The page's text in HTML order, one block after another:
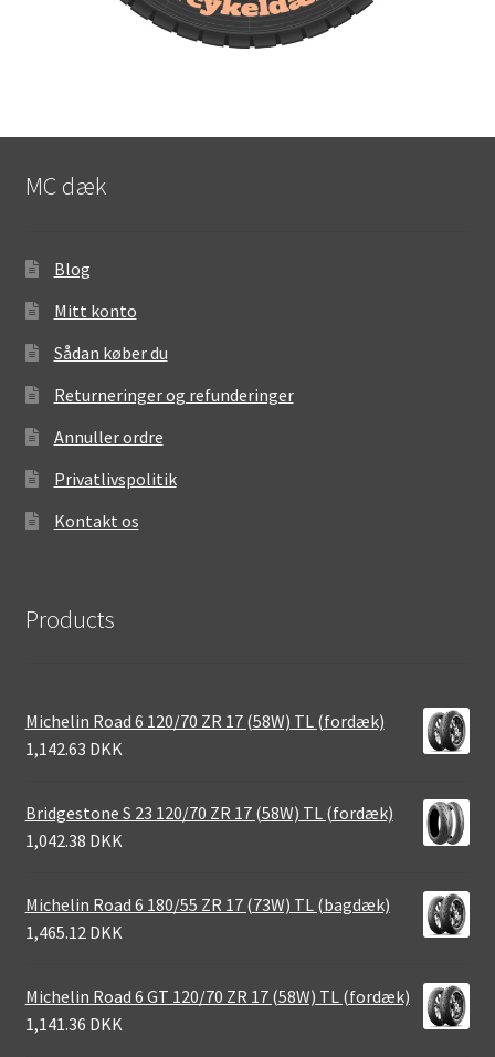
MC dæk
Blog
Mitt konto
Sådan køber du
Returneringer og refunderinger
Annuller ordre
Privatlivspolitik
Kontakt os
Products
Michelin Road 6 120/70 ZR 17 (58W) TL (fordæk)
1,142.63 DKK
Bridgestone S 23 120/70 ZR 17 (58W) TL (fordæk)
1,042.38 DKK
Michelin Road 6 180/55 ZR 17 (73W) TL (bagdæk)
1,465.12 DKK
Michelin Road 6 GT 120/70 ZR 17 (58W) TL (fordæk)
1,141.36 DKK